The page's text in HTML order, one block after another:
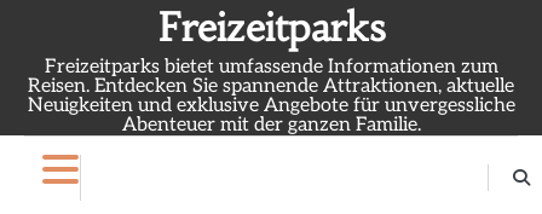
content
Freizeitparks
Freizeitparks bietet umfassende Informationen zum
Reisen. Entdecken Sie spannende Attraktionen, aktuelle
Neuigkeiten und exklusive Angebote für unvergessliche
Abenteuer mit der ganzen Familie.